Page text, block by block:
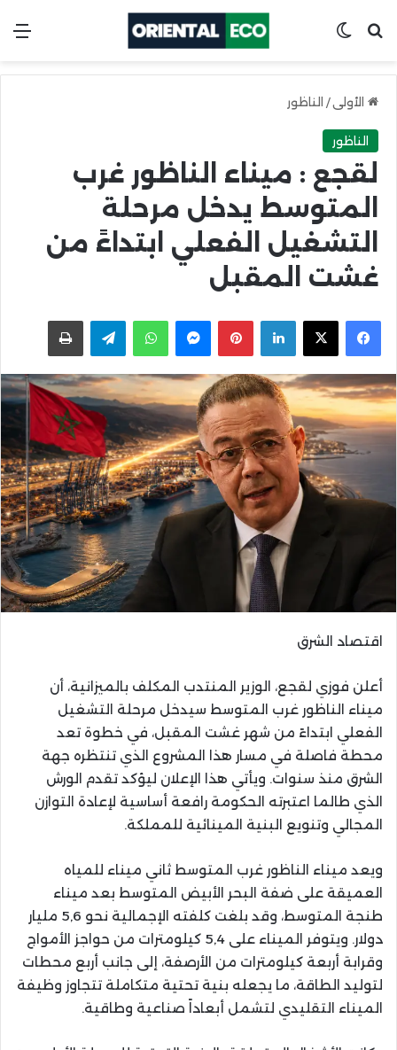
ابحث عنSwitch skin
الأولى / الناظور
الناظور
لقجع : ميناء الناظور غرب
المتوسط يدخل مرحلة
التشغيل الفعلي ابتداءً من
غشت المقبل
Facebook
X
LinkedIn
Pinterest
Messenger
WhatsApp
Telegramاطبعها
اقتصاد الشرق
أعلن فوزي لقجع، الوزير المنتدب المكلف بالميزانية، أن
ميناء الناظور غرب المتوسط سيدخل مرحلة التشغيل
الفعلي ابتداءً من شهر غشت المقبل، في خطوة تعد
محطة فاصلة في مسار هذا المشروع الذي تنتظره جهة
الشرق منذ سنوات. ويأتي هذا الإعلان ليؤكد تقدم الورش
الذي طالما اعتبرته الحكومة رافعة أساسية لإعادة التوازن
المجالي وتنويع البنية المينائية للمملكة.
ويعد ميناء الناظور غرب المتوسط ثاني ميناء للمياه
العميقة على ضفة البحر الأبيض المتوسط بعد ميناء
طنجة المتوسط، وقد بلغت كلفته الإجمالية نحو 5,6 مليار
دولار. ويتوفر الميناء على 5,4 كيلومترات من حواجز الأمواج
وقرابة أربعة كيلومترات من الأرصفة، إلى جانب أربع محطات
لتوليد الطاقة، ما يجعله بنية تحتية متكاملة تتجاوز وظيفة
الميناء التقليدي لتشمل أبعاداً صناعية وطاقية.